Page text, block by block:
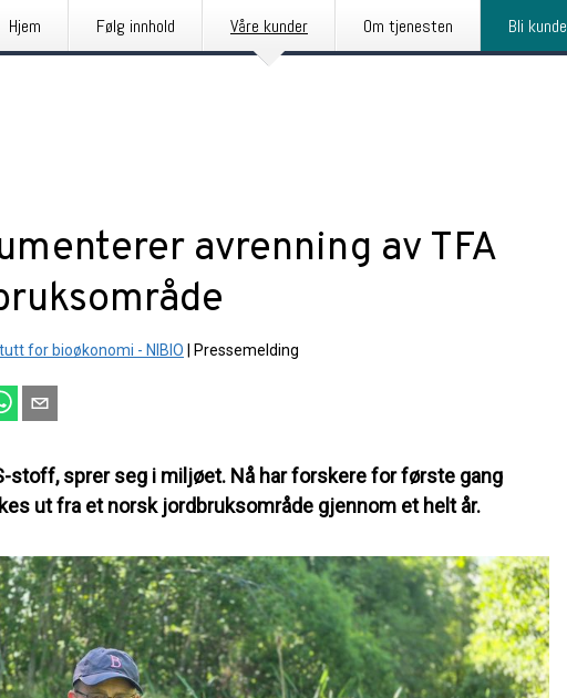
Hjem Følg innhold Våre kunder Om tjenesten Bli kunde
avrenning av TFA
for bioøkonomi - NIBIO Pressemelding
stoff, sprer seg i miljøet. Nå har forskere for første gang
ut fra et norsk jordbruksområde gjennom et helt år.